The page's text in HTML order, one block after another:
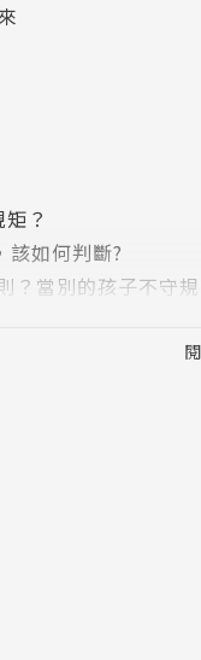
串的「為什麼」？
通技巧，更需要
理？
教孩子合宜拒絕？
在回答？
回應？
？
如何判斷?
？當別的孩子不守